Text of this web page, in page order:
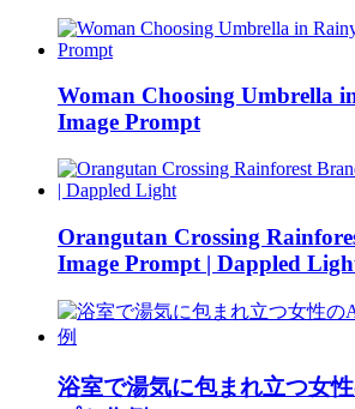
Woman Choosing Umbrella
Image Prompt
Orangutan Crossing
Image Prompt | Dappled
浴室で湯気に包まれ立つ女